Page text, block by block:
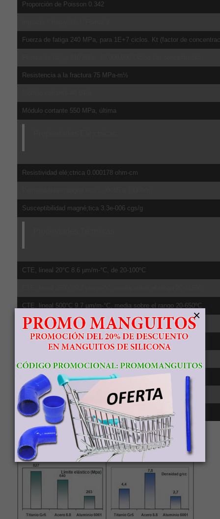
Proporción de Poisson 0.342
Fuerza de fatiga 240 MPa, para 1E+7 ciclos. Kt (factor de
Resistencia a la fractura 75 MPa-m½
Módulo cortante 550 MPa, última
Resistividad elé;ctrica 0.000178 ohm-cm
Susceptibilidad magné;tica 3.3e-006 cgs/g
CTE, lineal 20°C 8.6 µm/m-°C, de 20-100ºC
CTE, lineal 500°C 9.7 µm/m-°C, media sobre el rango 20-650ºC
Calor específico 0.5263 J/g-°C
Conductividad té;rmica 6.7 W/m-K
Sólido 1604 °C
Líquido 1660 °C
Transición beta 980 °C
Comparativaresistencia, densidad, relación resistencia-
densidad y punto de fusión del material Titanio Grado 5 frente al
aluminio 6061 y acero 8.8
×